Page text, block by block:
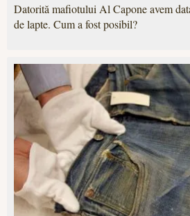
Datorită mafiotului Al Capone avem
de lapte. Cum a fost posibil?